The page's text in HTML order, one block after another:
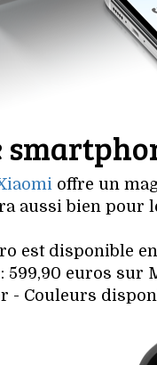
offre un
aussi bien pour
est disponible
599,90 euros sur
- Couleurs